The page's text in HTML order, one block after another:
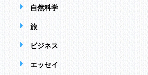
自然科学
旅
ビジネス
エッセイ